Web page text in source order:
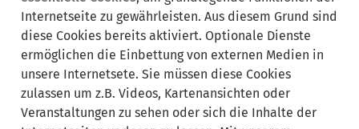
Internetseite zu gewährleisten. Aus diesem Grund sind
diese Cookies bereits aktiviert. Optionale Dienste
ermöglichen die Einbettung von externen Medien in
unsere Internetsete. Sie müssen diese Cookies
zulassen um z.B. Videos, Kartenansichten oder
Veranstaltungen zu sehen oder sich die Inhalte der